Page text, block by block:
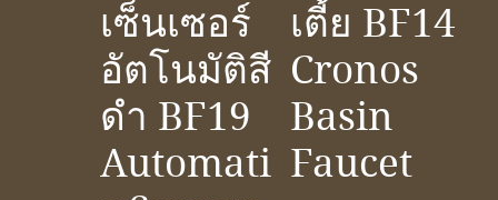
เซ็นเซอร์
อัตโนมัติสี
ดำ BF19
Automati
เตี้ย BF14
Cronos
Basin
Faucet